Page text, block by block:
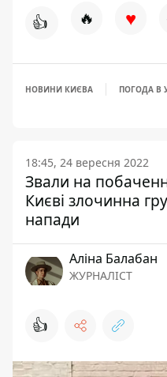
👍 🔥 ♥
НОВИНИ КИЄВА ПОГОДА В
18:45, 24 вересня 2022
Звали на
Києві злочинна
напади
Аліна Балабан
ЖУРНАЛІСТ
👍